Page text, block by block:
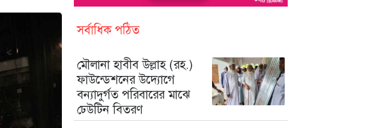
সর্বাধিক পঠিত
মৌলানা হাবীব উল্লাহ (রহ.)
ফাউন্ডেশনের উদ্যোগে
বন্যাদুর্গত পরিবারের মাঝে
ঢেউটিন বিতরণ